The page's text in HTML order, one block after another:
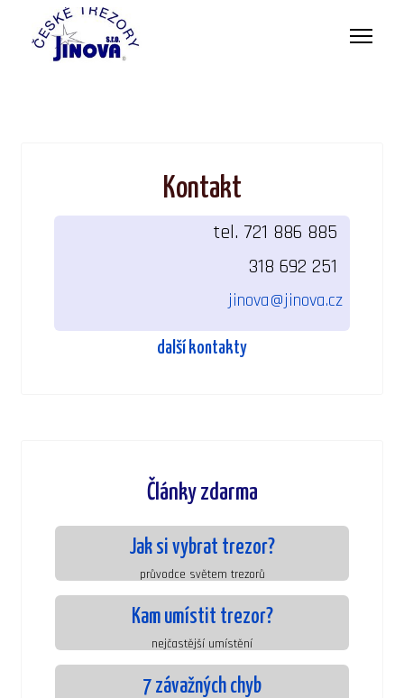
Kontakt
tel. 721 886 885
318 692 251
jinova@jinova.cz
další kontakty
Články zdarma
Jak si vybrat trezor?
průvodce světem trezorů
Kam umístit trezor?
nejčastější umístění
7 závažných chyb